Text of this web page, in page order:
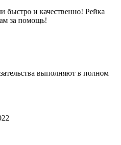
быстро и качественно! Рейка
за помощь!
выполняют в полном